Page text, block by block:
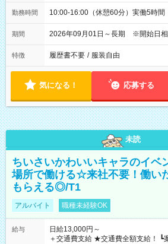
勤務時間 10:00-16:00（休憩60分）実働5時間
期間 2026年09月01日～長期 ※開始日
特徴 履歴書不要 / 服装自由
気になる！ 応募する
未読
ちいさいかわいいキャラのイベ
場所で働ける☆来社不要！働い
もらえる◎/T1
アルバイト 職種未経験OK
給与
日給13,000円～
＋交通費支給 ★交通費全額支給！ ┗案件により規定あり ★日払